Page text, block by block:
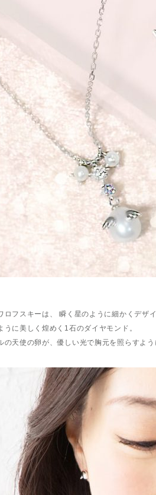
ロフスキーは、 瞬く星のように細かくデザ
うに美しく煌めく1石のダイヤモンド。
の天使の卵が、優しい光で胸元を照らすよう